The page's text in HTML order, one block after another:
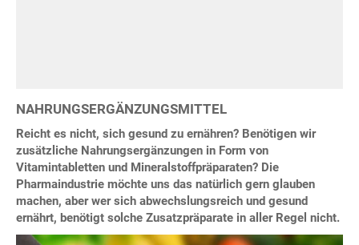
NAHRUNGSERGÄNZUNGSMITTEL
Reicht es nicht, sich gesund zu ernähren? Benötigen wir
zusätzliche Nahrungsergänzungen in Form von
Vitamintabletten und Mineralstoffpräparaten? Die
Pharmaindustrie möchte uns das natürlich gern glauben
machen, aber wer sich abwechslungsreich und gesund
ernährt, benötigt solche Zusatzpräparate in aller Regel nicht.